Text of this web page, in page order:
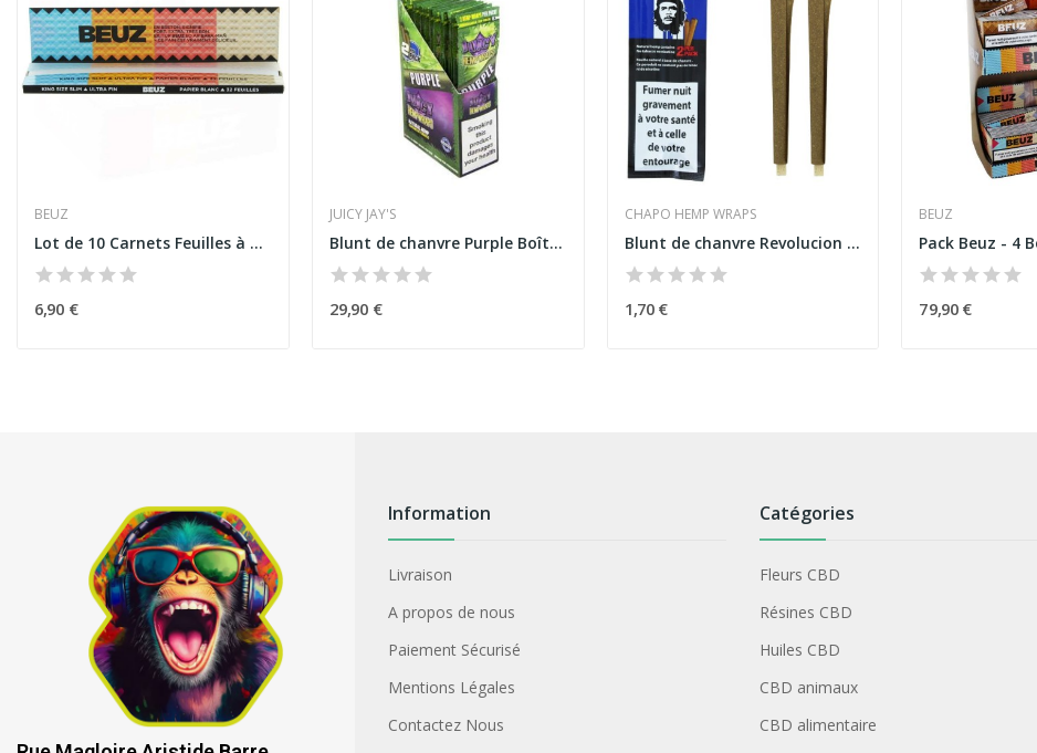
BEUZ
Lot de 10 Carnets Feuilles à Rouler Blanc Slim...
6,90 €
JUICY JAY'S
Blunt de chanvre Purple Boîte de 25 paquets |...
29,90 €
CHAPO HEMP WRAPS
Blunt de chanvre Revolucion | CHAPO
1,70 €
BEUZ
79,90 €
Information
Livraison
A propos de nous
Paiement Sécurisé
Mentions Légales
Contactez Nous
Catégories
Fleurs CBD
Résines CBD
Huiles CBD
CBD animaux
CBD alimentaire